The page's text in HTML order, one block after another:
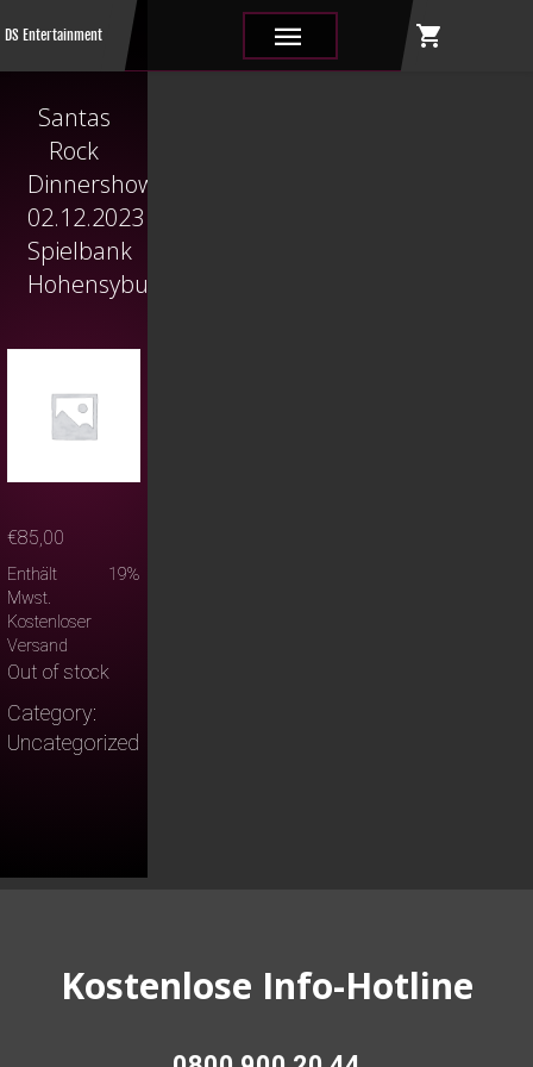
DS Entertainment ||| shopping_cart
Santas
Rock
Dinnershow
02.12.2023
Spielbank
Hohensyburg
€85,00
Enthält 19%
Mwst.
Kostenloser
Versand
Out of stock
Category:
Uncategorized
Kostenlose Info-Hotline